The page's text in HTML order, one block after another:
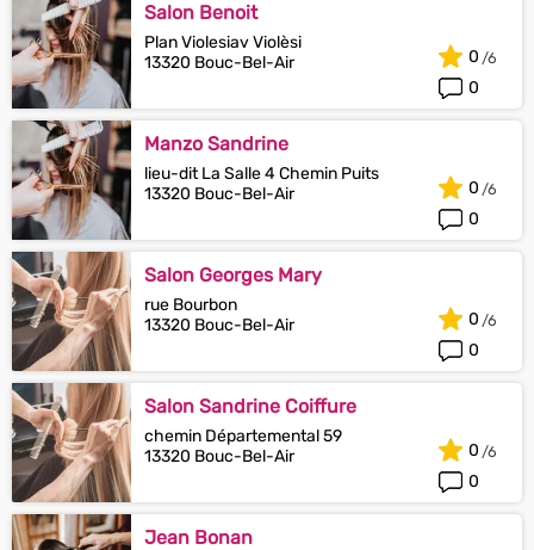
Salon Benoit
Plan Violesiav Violèsi
13320 Bouc-Bel-Air
0
0
Manzo Sandrine
lieu-dit La Salle 4 Chemin Puits
13320 Bouc-Bel-Air
0
0
Salon Georges Mary
rue Bourbon
13320 Bouc-Bel-Air
0
0
Salon Sandrine Coiffure
chemin Départemental 59
13320 Bouc-Bel-Air
0
0
Jean Bonan